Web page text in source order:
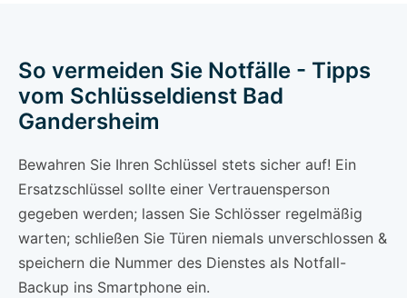
So vermeiden Sie Notfälle - Tipps
vom Schlüsseldienst Bad
Gandersheim
Bewahren Sie Ihren Schlüssel stets sicher auf! Ein
Ersatzschlüssel sollte einer Vertrauensperson
gegeben werden; lassen Sie Schlösser regelmäßig
warten; schließen Sie Türen niemals unverschlossen &
speichern die Nummer des Dienstes als Notfall-
Backup ins Smartphone ein.